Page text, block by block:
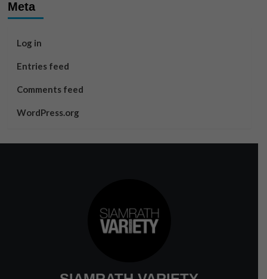
Meta
Log in
Entries feed
Comments feed
WordPress.org